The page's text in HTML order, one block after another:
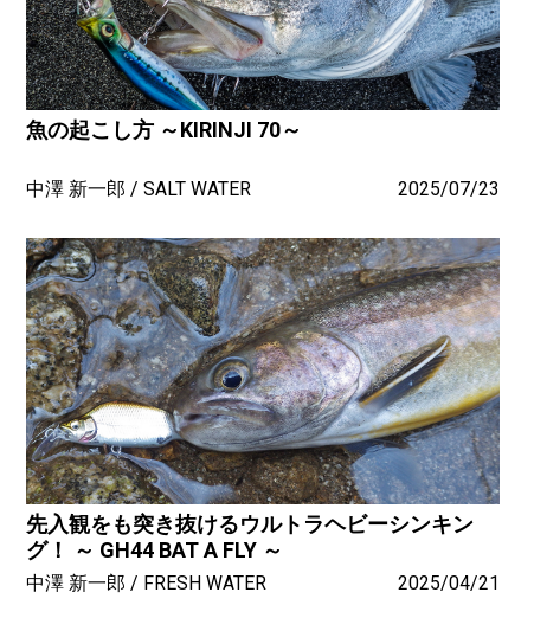
魚の起こし方 ～KIRINJI 70～
中澤 新一郎 SALT WATER 2025/07/23
先入観をも突き抜けるウルトラヘビーシンキン
グ！ ～ GH44 BAT A FLY ～
中澤 新一郎 FRESH WATER 2025/04/21